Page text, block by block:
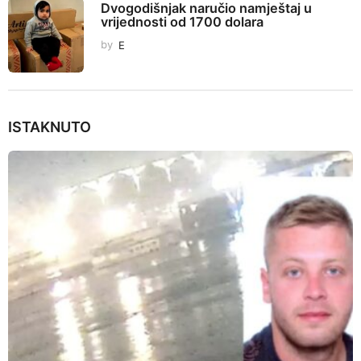
Dvogodišnjak naručio namještaj u
vrijednosti od 1700 dolara
by E
ISTAKNUTO